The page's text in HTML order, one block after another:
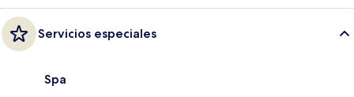
Servicios especiales
Spa